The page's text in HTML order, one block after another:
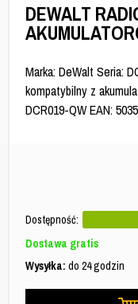
DEWALT
Marka: DeWalt Seria:
kompatybilny z
DCR019-QW EAN:
Dostępność:
Dostawa gratis
Wysyłka: do 24 godzin